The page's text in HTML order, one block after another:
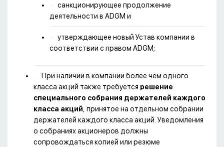
санкционирующее продолжение
деятельности в ADGM и
утверждающее новый Устав компании в
соответствии с правом ADGM;
При наличии в компании более чем одного
класса акций также требуется решение
специального собрания держателей каждого
класса акций, принятое на отдельном собрании
держателей каждого класса акций. Уведомления
о собраниях акционеров должны
сопровождаться копией или резюме